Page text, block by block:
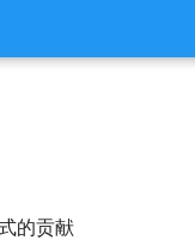
的贡献